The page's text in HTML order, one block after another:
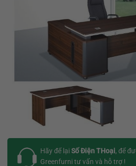
Hãy để lạiSố Điện THoại, để
Greenfurni tư vấn và hỗ trợ !